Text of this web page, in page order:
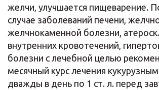
желчи, улучшается пищеварение.
случае заболеваний печени,
желчнокаменной болезни,
внутренних кровотечений,
болезни с лечебной целью
месячный курс лечения
дважды в день по 1 ст. л. перед